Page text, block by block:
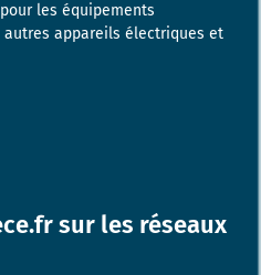
les équipements
appareils électriques et
sur les réseaux